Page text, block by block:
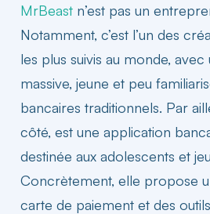
MrBeast n’est pas un
Notamment, c’est l’un des
les plus suivis au monde, avec
massive, jeune et peu
bancaires traditionnels. Par
côté, est une application
destinée aux adolescents et
Concrètement, elle propose
carte de paiement et des